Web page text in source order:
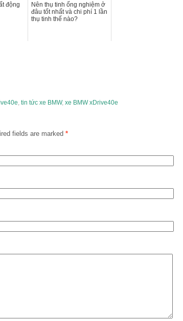
động
Nên thụ tinh ống nghiệm ở
đâu tốt nhất và chi phí 1 lần
thụ tinh thế nào?
, tin tức xe BMW, xe BMW xDrive40e
fields are marked *